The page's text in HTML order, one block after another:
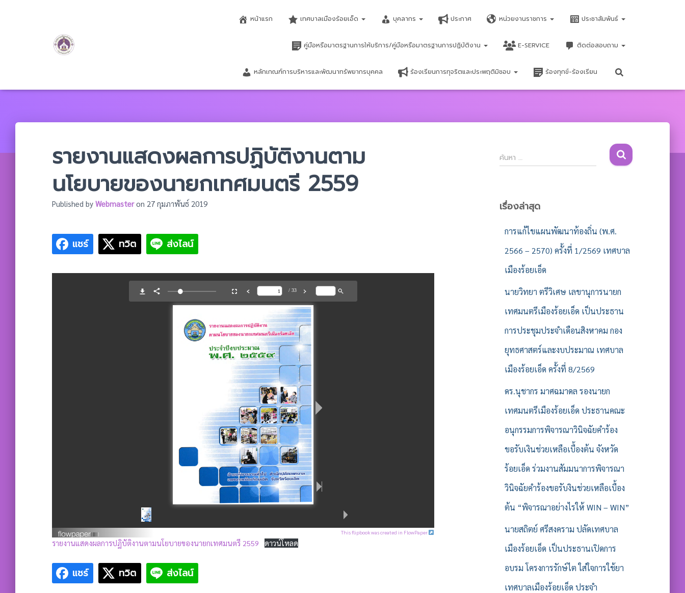
หน้าแรก เทศบาลเมืองร้อยเอ็ด บุคลากร ประกาศ หน่วยงานราชการ ประชาสัมพันธ์
คู่มือหรือมาตรฐานการให้บริการ/คู่มือหรือมาตรฐานการปฏิบัติงาน E-SERVICE ติดต่อสอบถาม
หลักเกณฑ์การบริหารและพัฒนาทรัพยากรบุคคล ร้องเรียนการทุจริตและประพฤติมิชอบ ร้องทุกข์-ร้องเรียน
รายงานแสดงผลการปฏิบัติงานตาม
นโยบายของนายกเทศมนตรี 2559
Published by Webmasteron 27 กุมภาพันธ์ 2019
แชร์ ทวิต ส่งไลน์
This flipbook was created in FlowPaper
รายงานแสดงผลการปฏิบัติงานตามนโยบายของนายกเทศมนตรี 2559 ดาวน์โหลด
แชร์ ทวิต ส่งไลน์
ค้
น
สำ
ค้นหา …
เรื่องล่าสุด
การแก้ไขแผนพัฒนาท้องถิ่น (พ.ศ.
2566 – 2570) ครั้งที่ 1/2569 เทศบาล
เมืองร้อยเอ็ด
นายวิทยา ตรีวิเศษ เลขานุการนายก
เทศมนตรีเมืองร้อยเอ็ด เป็นประธาน
การประชุมประจำเดือนสิงหาคม กอง
ยุทธศาสตร์และงบประมาณ เทศบาล
เมืองร้อยเอ็ด ครั้งที่ 8/2569
ดร.นุชากร มาศฉมาดล รองนายก
เทศมนตรีเมืองร้อยเอ็ด ประธานคณะ
อนุกรรมการพิจารณาวินิจฉัยคำร้อง
ขอรับเงินช่วยเหลือเบื้องต้น จังหวัด
ร้อยเอ็ด ร่วมงานสัมมนาการพิจารณา
วินิจฉัยคำร้องขอรับงินช่วยเหลือเบื้อง
ต้น “พิจารณาอย่างไรให้ WIN – WIN”
นายสถิตย์ ศรีสงคราม ปลัดเทศบาล
เมืองร้อยเอ็ด เป็นประธานเปิดการ
อบรม โครงการรักษ์ไต ใส่ใจการใช้ยา
เทศบาลเมืองร้อยเอ็ด ประจำ